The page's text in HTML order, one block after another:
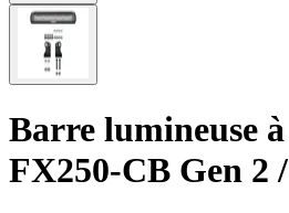
Barre lumineuse
FX250-CB Gen 2